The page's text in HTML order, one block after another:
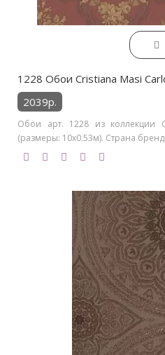
1228 Обои Cristiana Masi
2039р.
Обои арт. 1228 из коллекции
(размеры: 10х0.53м). Страна